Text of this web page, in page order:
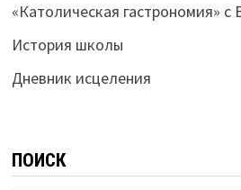
«Католическая гастрономия»
История школы
Дневник исцеления
ПОИСК